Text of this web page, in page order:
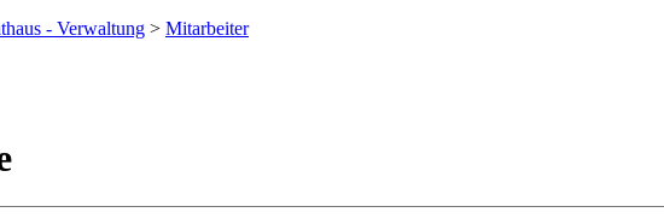
- Verwaltung > Mitarbeiter